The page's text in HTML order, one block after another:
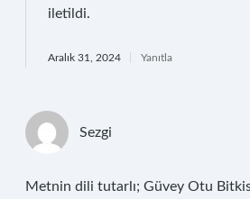
iletildi.
Aralık 31, 2024 Yanıtla
Sezgi
Metnin dili tutarlı; Güvey Otu